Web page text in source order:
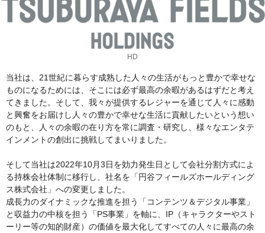
HD
当社は、21世紀に暮らす成熟した人々の生活がもっと豊かで幸せな
ものになるためには、そこには必ず最高の余暇があるはずだと考え
てきました。そして、我々が提供するレジャーを通じて人々に感動
と興奮をお届けし人々の豊かで幸せな生活に貢献したいという想い
のもと、人々の余暇の在り方を常に調査・研究し、様々なエンタテ
インメントの創出に挑戦してまいりました。
そして当社は2022年10月3日を効力発生日として会社分割方式によ
る持株会社体制に移行し、社名を「円谷フィールズホールディング
ス株式会社」への変更しました。
成長力のダイナミックな推進を担う「コンテンツ＆デジタル事業」
と収益力の中核を担う「PS事業」を軸に、IP（キャラクターやスト
ーリー等の知的財産）の価値を最大化してすべての人々に最高の余